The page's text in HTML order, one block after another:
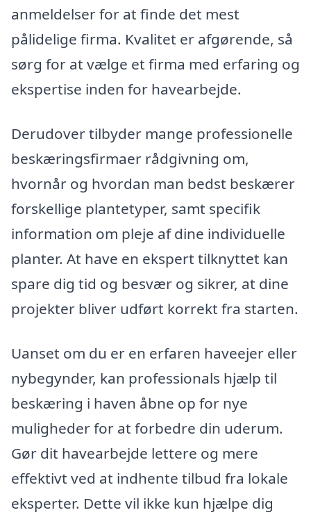
anmeldelser for at finde det mest
pålidelige firma. Kvalitet er afgørende, så
sørg for at vælge et firma med erfaring og
ekspertise inden for havearbejde.
Derudover tilbyder mange professionelle
beskæringsfirmaer rådgivning om,
hvornår og hvordan man bedst beskærer
forskellige plantetyper, samt specifik
information om pleje af dine individuelle
planter. At have en ekspert tilknyttet kan
spare dig tid og besvær og sikrer, at dine
projekter bliver udført korrekt fra starten.
Uanset om du er en erfaren haveejer eller
nybegynder, kan professionals hjælp til
beskæring i haven åbne op for nye
muligheder for at forbedre din uderum.
Gør dit havearbejde lettere og mere
effektivt ved at indhente tilbud fra lokale
eksperter. Dette vil ikke kun hjælpe dig